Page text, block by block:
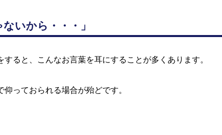
いから・・・」
ると、こんなお言葉を耳にすることが多くあります。
っておられる場合が殆どです。